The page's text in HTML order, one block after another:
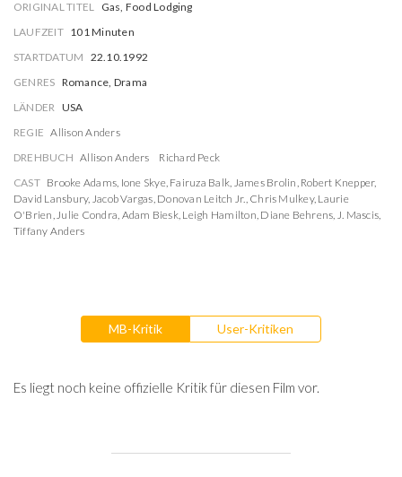
ORIGINAL TITEL Gas, Food Lodging
LAUFZEIT 101 Minuten
STARTDATUM 22.10.1992
GENRES Romance, Drama
LÄNDER USA
REGIE Allison Anders
DREHBUCH Allison Anders
Richard Peck
CAST Brooke Adams, Ione Skye, Fairuza Balk, James Brolin, Robert Knepper,
David Lansbury, Jacob Vargas, Donovan Leitch Jr., Chris Mulkey, Laurie
O'Brien,Julie Condra, Adam Biesk, Leigh Hamilton, Diane Behrens, J. Mascis,
Tiffany Anders
MB-Kritik User-Kritiken
Es liegt noch keine offizielle Kritik für diesen Film vor.